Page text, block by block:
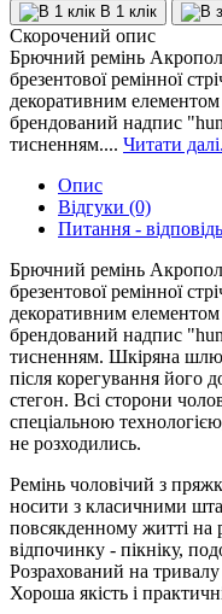
В 1 клік
Скорочений опис
Брючний ремінь
брезентової ремінної
декоративним
брендований надпис
тисненням.... Читати
Опис
Відгуки (0)
Питання -
Брючний ремінь
брезентової ремінної
декоративним
брендований надпис
тисненням. Шкіряна
після корегування його
стегон. Всі сторони
спеціальною
не розходились.
Ремінь чоловічий з
носити з класичними
повсякденному житті на
відпочинку - пікніку,
Розрахований на
Хороша якість і